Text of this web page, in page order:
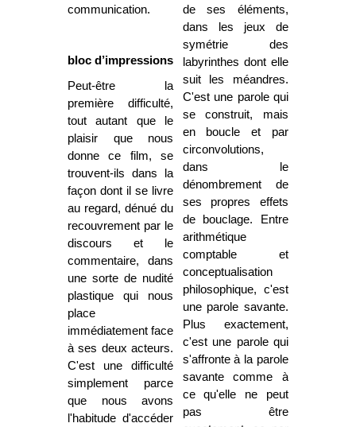
communication.
bloc d’impressions
Peut-être la
première difficulté,
tout autant que le
plaisir que nous
donne ce film, se
trouvent-ils dans la
façon dont il se livre
au regard, dénué du
recouvrement par le
discours et le
commentaire, dans
une sorte de nudité
plastique qui nous
place
immédiatement face
à ses deux acteurs.
C'est une difficulté
simplement parce
que nous avons
l'habitude d'accéder
de ses éléments,
dans les jeux de
symétrie des
labyrinthes dont elle
suit les méandres.
C'est une parole qui
se construit, mais
en boucle et par
circonvolutions,
dans le
dénombrement de
ses propres effets
de bouclage. Entre
arithmétique
comptable et
conceptualisation
philosophique, c'est
une parole savante.
Plus exactement,
c'est une parole qui
s'affronte à la parole
savante comme à
ce qu'elle ne peut
pas être